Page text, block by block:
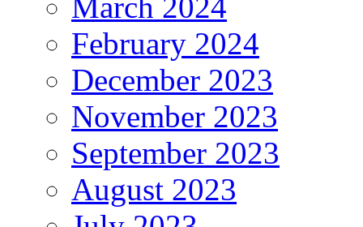
March 2024
February 2024
December 2023
November 2023
September 2023
August 2023